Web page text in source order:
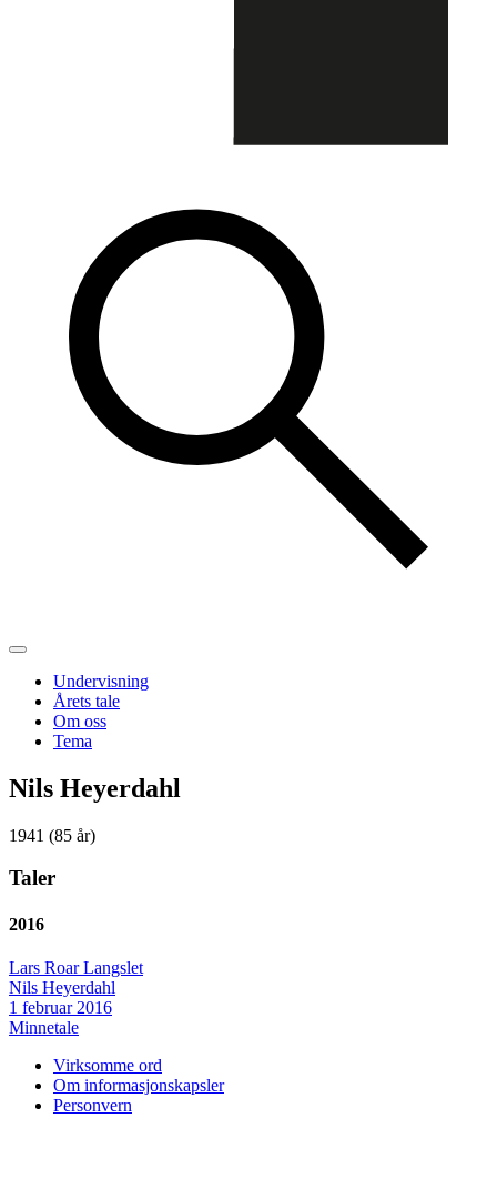
Undervisning
Årets tale
Om oss
Tema
Nils Heyerdahl
1941 (85 år)
Taler
2016
Lars Roar Langslet
Nils Heyerdahl
1 februar 2016
Minnetale
Virksomme ord
Om informasjonskapsler
Personvern